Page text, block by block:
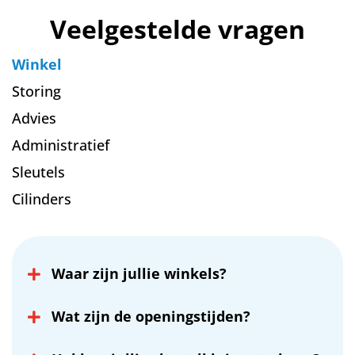
Veelgestelde vragen
Winkel
Storing
Advies
Administratief
Sleutels
Cilinders
Waar zijn jullie winkels?
(Heliumweg 14) en een winkel in Zeist
(Laan van Vollenhove 2973, op het
winkelcentrum).
Wat zijn de openingstijden?